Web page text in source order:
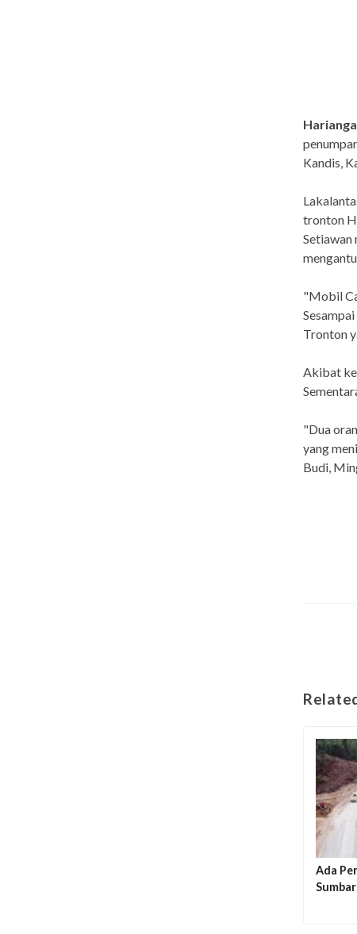
Kandis,
tronton
Setiawan
"Mobil
Tronton
Akibat
"Dua
yang
Budi,
Ada